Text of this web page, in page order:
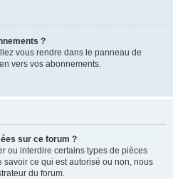
?
vous rendre dans le panneau de
vers vos abonnements.
sur ce forum ?
ou interdire certains types de pièces
savoir ce qui est autorisé ou non, nous
du forum.